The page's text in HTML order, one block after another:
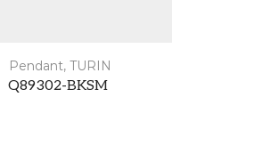
Pendant, TURIN
Q89302-BKSM